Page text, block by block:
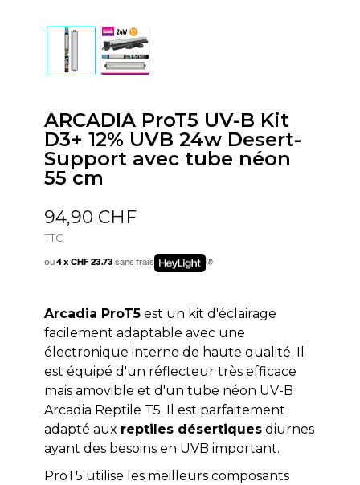
ARCADIA ProT5 UV-B Kit
D3+ 12% UVB 24w Desert-
Support avec tube néon
55 cm
94,90 CHF
TTC
ou4 x CHF 23.73sans frais
Arcadia ProT5est un kit d'éclairage
facilement adaptable avec une
électronique interne de haute qualité. Il
est équipé d'un réflecteur très efficace
mais amovible et d'un tube néon UV-B
Arcadia Reptile T5. Il est parfaitement
adapté aux reptiles désertiquesdiurnes
ayant des besoins en UVB important.
ProT5 utilise les meilleurs composants